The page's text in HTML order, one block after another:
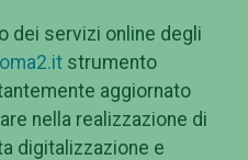
dei servizi online degli
strumento
aggiornato
nella realizzazione di
digitalizzazione e